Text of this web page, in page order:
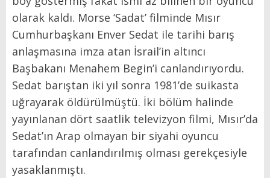
olarak kaldı. Morse ‘Sadat’ filminde Mısır
Cumhurbaşkanı Enver Sedat ile tarihi barış
anlaşmasına imza atan İsrail’in altıncı
Başbakanı Menahem Begin’i canlandırıyordu.
Sedat barıştan iki yıl sonra 1981’de suikasta
uğrayarak öldürülmüştü. İki bölüm halinde
yayınlanan dört saatlik televizyon filmi, Mısır’da
Sedat’ın Arap olmayan bir siyahi oyuncu
tarafından canlandırılmış olması gerekçesiyle
yasaklanmıştı.